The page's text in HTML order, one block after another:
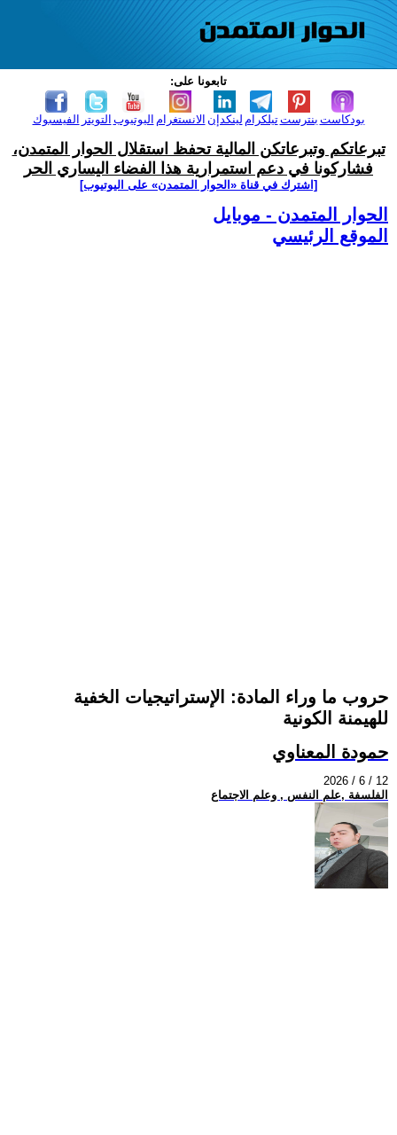
تابعونا على:
الفيسبوك التويتر اليوتيوب الانستغرام لينكدإن تيلكرامبنترست بودكاست
تبرعاتكم وتبرعاتكن المالية تحفظ استقلال الحوار المتمدن،
فشاركونا في دعم استمرارية هذا الفضاء اليساري الحر
[اشترك في قناة ‫«الحوار المتمدن» على اليوتيوب]
الحوار المتمدن - موبايل
الموقع الرئيسي
حروب ما وراء المادة: الإستراتيجيات الخفية
للهيمنة الكونية
حمودة المعناوي
2026 / 6 / 12
الفلسفة ,علم النفس , وعلم الاجتماع